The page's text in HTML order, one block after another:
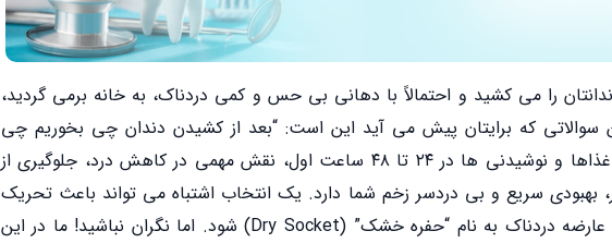
را می کشید و احتمالاً با دهانی بی حس و کمی دردناک، به خانه برمی گردید،
سوالاتی که برایتان پیش می آید این است: “بعد از کشیدن دندان چی بخوریم چی
نخوریم؟” انتخاب درست غذاها و نوشیدنی ها در ۲۴ تا ۴۸ ساعت اول، نقش مهمی در کاهش درد، جلوگیری از
بهبودی سریع و بی دردسر زخم شما دارد. یک انتخاب اشتباه می تواند باعث تحریک
لخته خون، عفونت و یک عارضه دردناک به نام “حفره خشک” (Dry Socket) شود. اما نگران نباشید! ما در این